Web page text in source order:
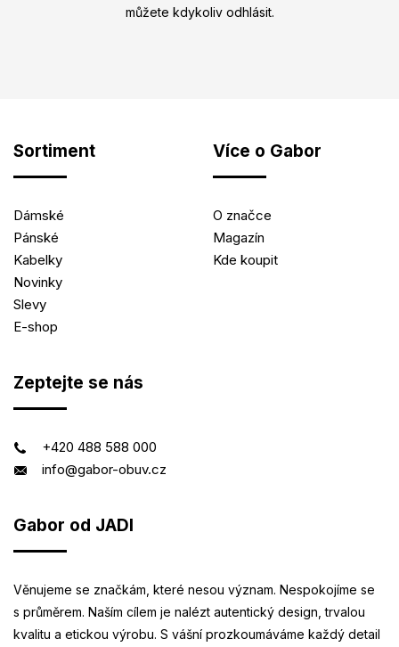
můžete kdykoliv odhlásit.
Sortiment
Dámské
Pánské
Kabelky
Novinky
Slevy
E-shop
Více o Gabor
O značce
Magazín
Kde koupit
Zeptejte se nás
+420 488 588 000
info@gabor-obuv.cz
Gabor od JADI
Věnujeme se značkám, které nesou význam. Nespokojíme se
s průměrem. Naším cílem je nalézt autentický design, trvalou
kvalitu a etickou výrobu. S vášní prozkoumáváme každý detail